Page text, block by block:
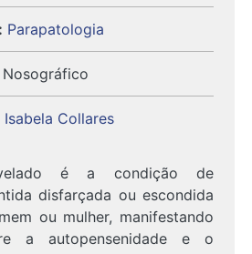
Parapatologia
Nosográfico
Isabela Collares
é a condição de
disfarçada ou escondida
ou mulher, manifestando
a autopensenidade e o